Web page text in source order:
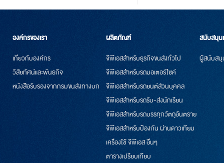
องค์กรของเรา
เกี่ยวกับองค์กร
วิสัยทัศน์และพันธกิจ
หนังสือรับรองจากกรมขนส่งทางบก
ผลิตภัณฑ์
จีพีเอสสำหรับธุรกิจขนส่งทั่วไป
จีพีเอสสำหรับรถมอเตอร์ไซค์
จีพีเอสสำหรับรถยนต์ส่วนบุคคล
จีพีเอสสำหรับรถรับ-ส่งนักเรียน
จีพีเอสสำหรับรถบรรทุกวัตถุอันตราย
จีพีเอสสำหรับป้องกัน ผ่านดาวเทียม
เครื่องใช้ จีพีเอส อื่นๆ
ตารางเปรียบเทียบ
สนับสนุน
ผู้สนับส